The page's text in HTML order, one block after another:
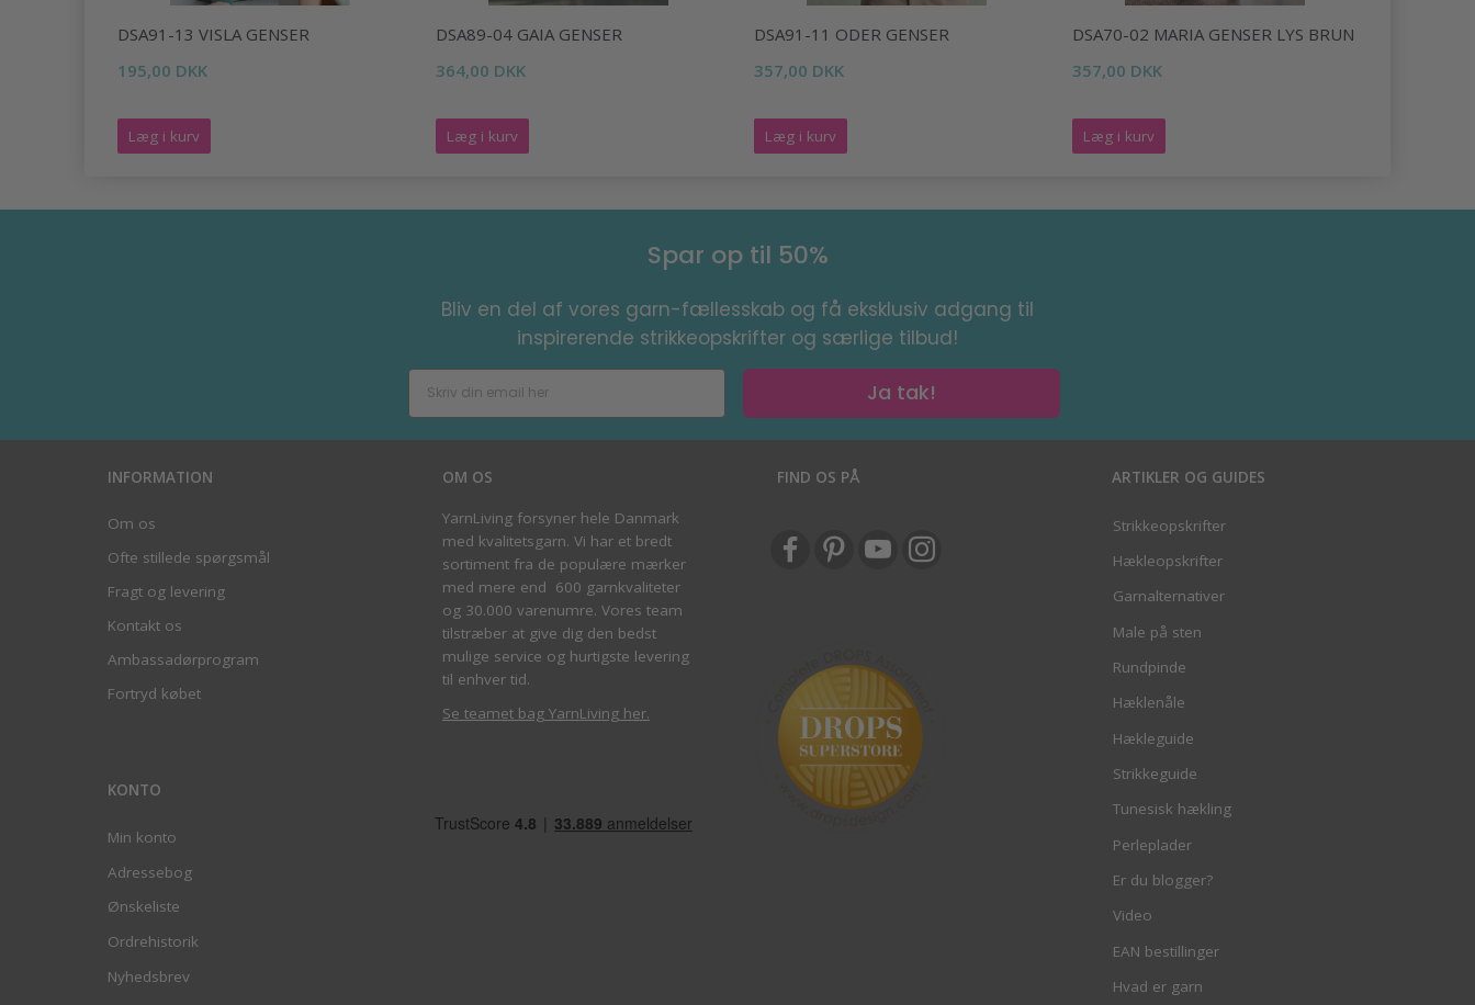
DSA91-13 VISLA GENSER
195,00 DKK
Læg i kurv
DSA89-04 GAIA GENSER
364,00 DKK
Læg i kurv
DSA91-11 ODER GENSER
357,00 DKK
Læg i kurv
DSA70-02 MARIA GENSER LYS BRUN
357,00 DKK
Læg i kurv
Spar op til 50%
Bliv en del af vores garn-fællesskab og få eksklusiv adgang til
inspirerende strikkeopskrifter og særlige tilbud!
Ja tak!
INFORMATION
Om os
Ofte stillede spørgsmål
Fragt og levering
Kontakt os
Ambassadørprogram
Fortryd købet
KONTO
Min konto
Adressebog
Ønskeliste
Ordrehistorik
Nyhedsbrev
OM OS
YarnLiving forsyner hele Danmark
med kvalitetsgarn. Vi har et bredt
sortiment fra de populære mærker
med mere end 600 garnkvaliteter
og 30.000 varenumre. Vores team
tilstræber at give dig den bedst
mulige service og hurtigste levering
til enhver tid.
Se teamet bag YarnLiving her.
FIND OS PÅ ARTIKLER OG GUIDES
Strikkeopskrifter
Hækleopskrifter
Garnalternativer
Male på sten
Rundpinde
Hæklenåle
Hækleguide
Strikkeguide
Tunesisk hækling
Perleplader
Er du blogger?
Video
EAN bestillinger
Hvad er garn